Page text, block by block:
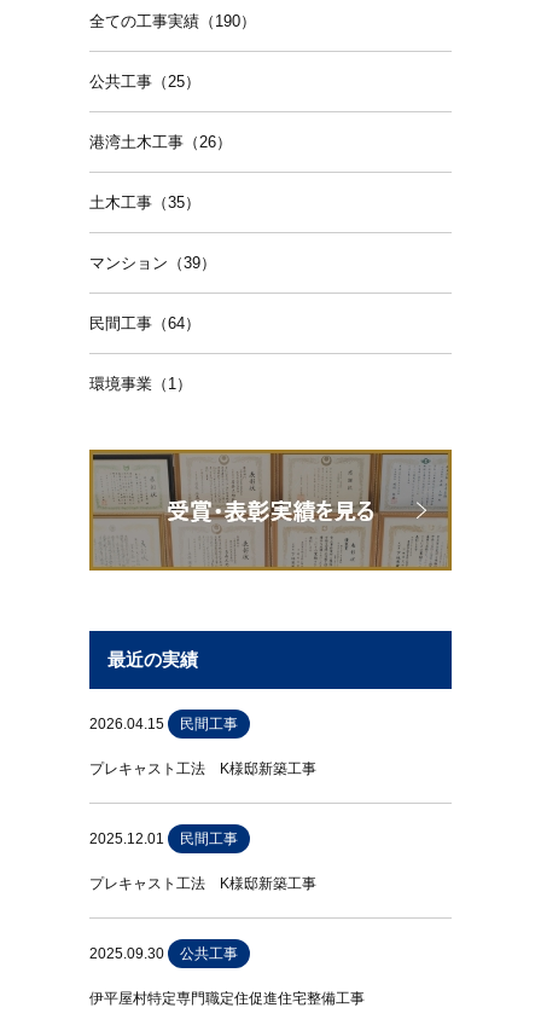
全ての工事実績（190）
公共工事（25）
港湾土木工事（26）
土木工事（35）
マンション（39）
民間工事（64）
環境事業（1）
最近の実績
2026.04.15 民間工事
プレキャスト工法 K様邸新築工事
2025.12.01 民間工事
プレキャスト工法 K様邸新築工事
2025.09.30 公共工事
伊平屋村特定専門職定住促進住宅整備工事